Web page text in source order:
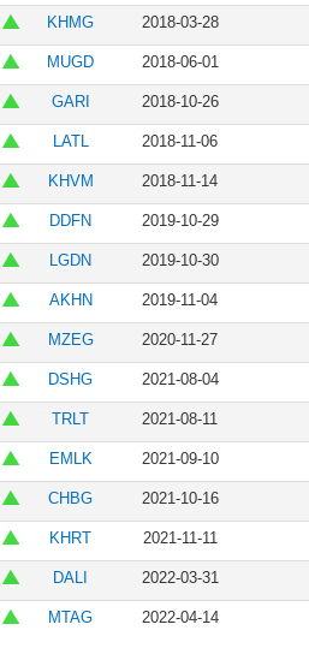
KHMG 2018-03-28
MUGD 2018-06-01
GARI 2018-10-26
LATL 2018-11-06
KHVM 2018-11-14
DDFN 2019-10-29
LGDN 2019-10-30
AKHN 2019-11-04
MZEG 2020-11-27
DSHG 2021-08-04
TRLT 2021-08-11
EMLK 2021-09-10
CHBG 2021-10-16
KHRT 2021-11-11
DALI 2022-03-31
MTAG 2022-04-14